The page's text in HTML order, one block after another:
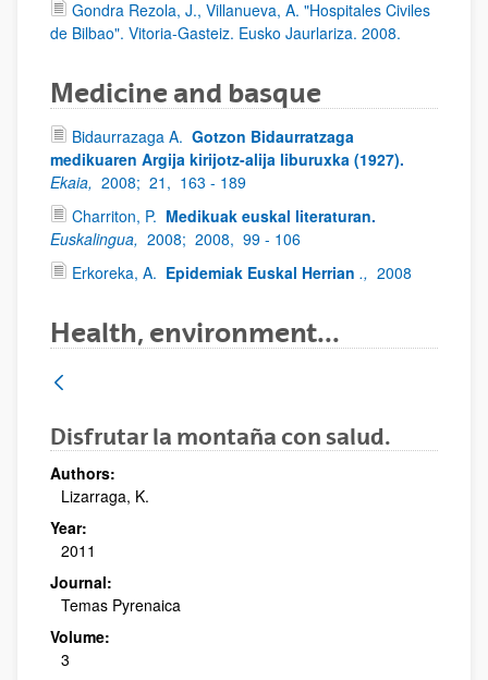
Gondra Rezola, J., Villanueva, A. "Hospitales Civiles
de Bilbao". Vitoria-Gasteiz. Eusko Jaurlariza. 2008.
Medicine and basque
Bidaurrazaga A. Gotzon Bidaurratzaga
medikuaren Argija kirijotz-alija liburuxka (1927).
Ekaia, 2008; 21, 163 - 189
Charriton, P. Medikuak euskal literaturan.
Euskalingua, 2008; 2008, 99 - 106
Erkoreka, A. Epidemiak Euskal Herrian ., 2008
Health, environment...
Disfrutar la montaña con salud.
Authors:
Lizarraga, K.
Year:
2011
Journal:
Temas Pyrenaica
Volume:
3